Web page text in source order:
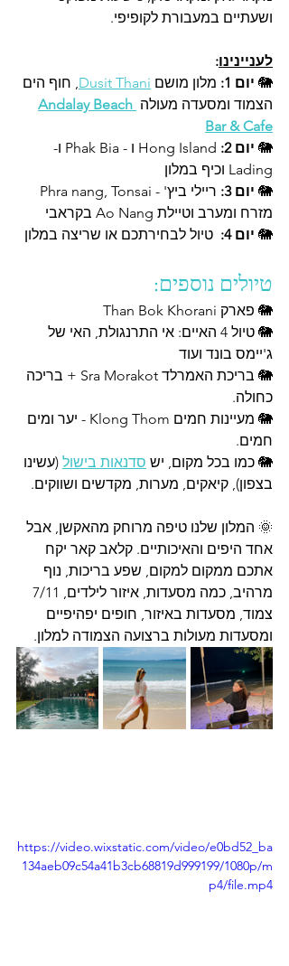
ושעתיים במעבורת לקופיפי.
לעניינינו:
🐘 יום 1: מלון מושם Dusit Thani, חוף הים
הצמוד ומסעדה מעולה Andalay Beach
Bar & Cafe
🐘 יום 2:
Hong Island ו - Phak Bia ו-
Lading וכיף במלון
🐘 יום 3:
מזרח ומערב וטיילת Ao Nang בקראבי
🐘 יום 4:
  טיול לבחירתכם או שריצה במלון
טיולים נוספים:
🐘 פארק Than Bok Khorani
🐘
טיול 4 האיים: אי התרנגולת, האי של
ג'יימס בונד ועוד
🐘
בריכת האמרלד Sra Morakot + בריכה
כחולה.
🐘 מעיינות חמים
Klong Thom - יער ומים
חמים.
🐘 כמו בכל מקום, יש סדנאות בישול (עשינו
בצפון), קיאקים, מערות, מקדשים ושווקים.
🌞 המלון שלנו טיפה מרוחק מהאקשן, אבל
אחד היפים והאיכותיים. קלאב קאר יקח
אתכם ממקום למקום, שפע בריכות, נוף
צמוד, מסעדות באיזור, חופים יפהיפיים
ומסעדות מעולות ברצועה הצמודה למלון.
https://video.wixstatic.com/video/e0bd52_ba
134aeb09c54a41b3cb68819d999199/1080p/m
p4/file.mp4